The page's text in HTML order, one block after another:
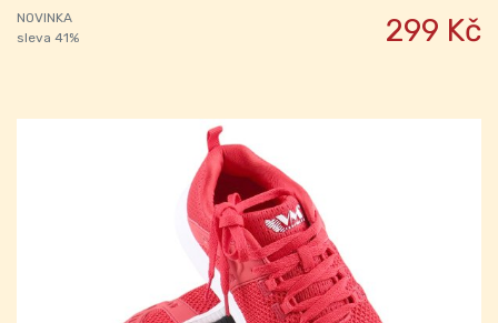
NOVINKA
sleva 41%
299 Kč